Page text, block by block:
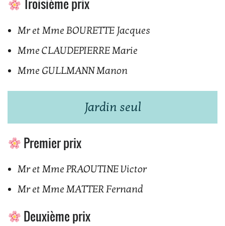
Troisième prix
Mr et Mme BOURETTE Jacques
Mme CLAUDEPIERRE Marie
Mme GULLMANN Manon
Jardin seul
Premier prix
Mr et Mme PRAOUTINE Victor
Mr et Mme MATTER Fernand
Deuxième prix